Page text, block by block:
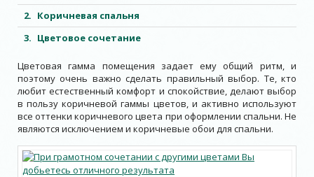
Коричневая спальня
Цветовое сочетание
Цветовая гамма помещения задает ему общий ритм, и
поэтому очень важно сделать правильный выбор. Те, кто
любит естественный комфорт и спокойствие, делают выбор
в пользу коричневой гаммы цветов, и активно используют
все оттенки коричневого цвета при оформлении спальни. Не
являются исключением и коричневые обои для спальни.